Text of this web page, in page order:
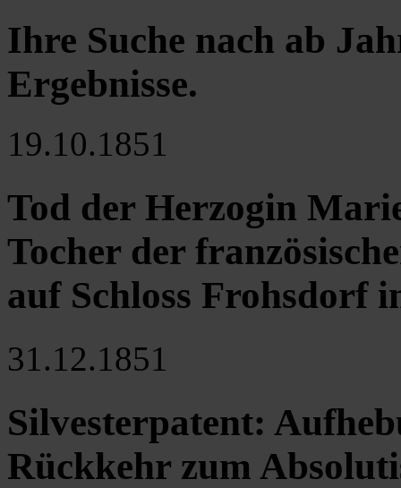
Ihre Suche nach ab
Ergebnisse.
19.10.1851
Tod der Herzogin
Tocher der
auf Schloss Frohsdorf
31.12.1851
Silvesterpatent:
Rückkehr zum